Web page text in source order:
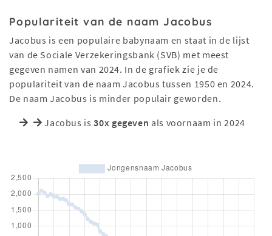
Populariteit van de naam Jacobus
Jacobus is een populaire babynaam en staat in de lijst
van de Sociale Verzekeringsbank (SVB) met meest
gegeven namen van 2024. In de grafiek zie je de
populariteit van de naam Jacobus tussen 1950 en 2024.
De naam Jacobus is minder populair geworden.
Jacobus is30x gegeven als voornaam in 2024